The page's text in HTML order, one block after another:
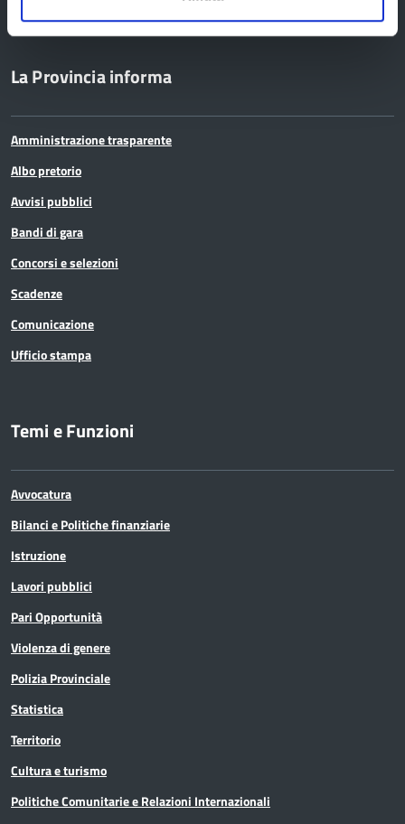
La Provincia informa
Amministrazione trasparente
Albo pretorio
Avvisi pubblici
Bandi di gara
Concorsi e selezioni
Scadenze
Comunicazione
Ufficio stampa
Temi e Funzioni
Avvocatura
Bilanci e Politiche finanziarie
Istruzione
Lavori pubblici
Pari Opportunità
Violenza di genere
Polizia Provinciale
Statistica
Territorio
Cultura e turismo
Politiche Comunitarie e Relazioni Internazionali